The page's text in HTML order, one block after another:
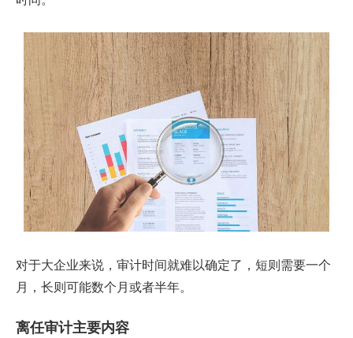
对于大企业来说，审计时间就难以确定了，短则需要一个
月，长则可能数个月或者半年。
离任审计主要内容